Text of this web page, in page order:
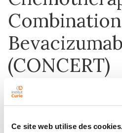
Ce site web utilise des
Bevacizumab
(CONCERT)
Clinical Colorectal